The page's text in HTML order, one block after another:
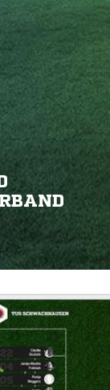
W